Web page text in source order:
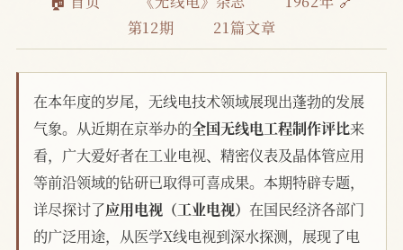
第12期
21篇文章
在本年度的岁尾，无线电技术领域展现出蓬勃的发展
气象。从近期在京举办的全国无线电工程制作评比来
看，广大爱好者在工业电视、精密仪表及晶体管应用
等前沿领域的钻研已取得可喜成果。本期特辟专题，
详尽探讨了应用电视（工业电视）在国民经济各部门
的广泛用途，从医学X线电视到深水探测，展现了电